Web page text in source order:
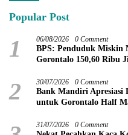
Popular Post
1 06/08/2026 0 Comment
BPS: Penduduk Miskin
Gorontalo 150,60 Ribu
2 30/07/2026 0 Comment
Bank Mandiri Apresiasi
untuk Gorontalo Half
31/07/2026 0 Comment